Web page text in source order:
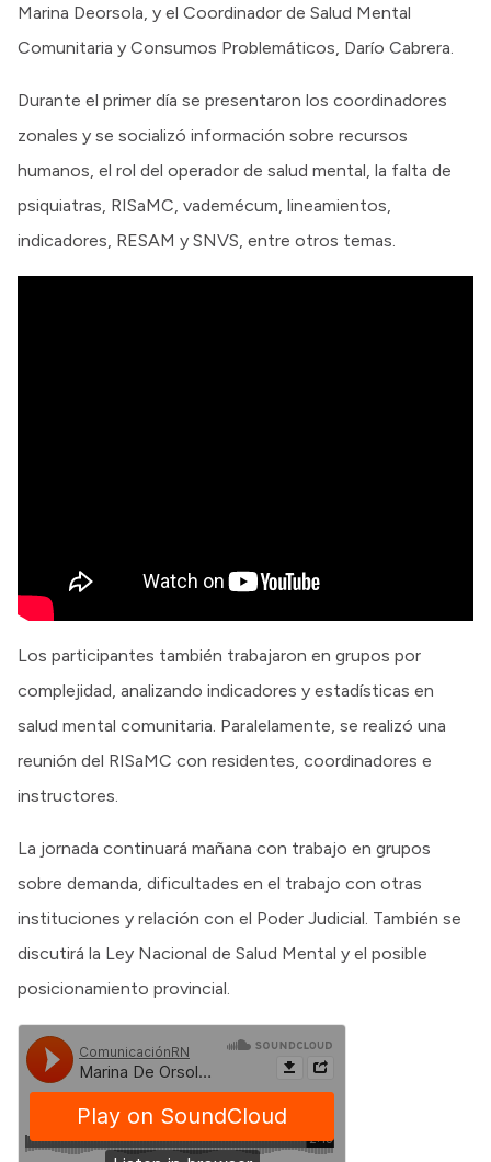
Marina Deorsola, y el Coordinador de Salud Mental
Comunitaria y Consumos Problemáticos, Darío Cabrera.
Durante el primer día se presentaron los coordinadores
zonales y se socializó información sobre recursos
humanos, el rol del operador de salud mental, la falta de
psiquiatras, RISaMC, vademécum, lineamientos,
indicadores, RESAM y SNVS, entre otros temas.
Los participantes también trabajaron en grupos por
complejidad, analizando indicadores y estadísticas en
salud mental comunitaria. Paralelamente, se realizó una
reunión del RISaMC con residentes, coordinadores e
instructores.
La jornada continuará mañana con trabajo en grupos
sobre demanda, dificultades en el trabajo con otras
instituciones y relación con el Poder Judicial. También se
discutirá la Ley Nacional de Salud Mental y el posible
posicionamiento provincial.